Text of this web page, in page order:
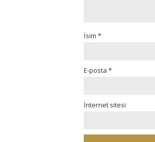
İsim *
E-posta *
İnternet sitesi